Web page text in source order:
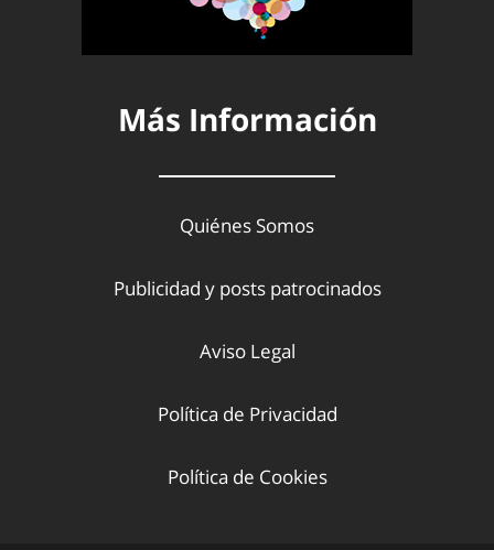
Más Información
Quiénes Somos
Publicidad y posts patrocinados
Aviso Legal
Política de Privacidad
Política de Cookies